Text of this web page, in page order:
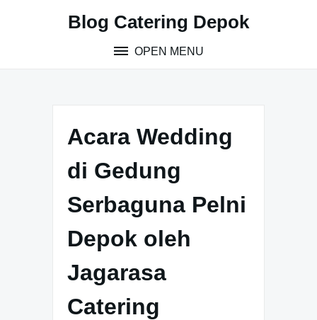
Blog Catering Depok
OPEN MENU
Acara Wedding
di Gedung
Serbaguna Pelni
Depok oleh
Jagarasa
Catering